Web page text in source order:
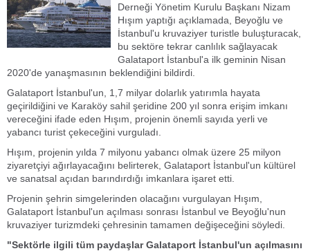
Derneği Yönetim Kurulu Başkanı Nizam
Hışım yaptığı açıklamada, Beyoğlu ve
İstanbul'u kruvaziyer turistle buluşturacak,
bu sektöre tekrar canlılık sağlayacak
Galataport İstanbul'a ilk geminin Nisan
2020'de yanaşmasının beklendiğini bildirdi.
Galataport İstanbul'un, 1,7 milyar dolarlık yatırımla hayata
geçirildiğini ve Karaköy sahil şeridine 200 yıl sonra erişim imkanı
vereceğini ifade eden Hışım, projenin önemli sayıda yerli ve
yabancı turist çekeceğini vurguladı.
Hışım, projenin yılda 7 milyonu yabancı olmak üzere 25 milyon
ziyaretçiyi ağırlayacağını belirterek, Galataport İstanbul'un kültürel
ve sanatsal açıdan barındırdığı imkanlara işaret etti.
Projenin şehrin simgelerinden olacağını vurgulayan Hışım,
Galataport İstanbul'un açılması sonrası İstanbul ve Beyoğlu'nun
kruvaziyer turizmdeki çehresinin tamamen değişeceğini söyledi.
"Sektörle ilgili tüm paydaşlar Galataport İstanbul'un açılmasını